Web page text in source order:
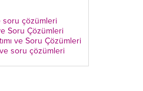
soru çözümleri
Soru Çözümleri
ve Soru Çözümleri
ve soru çözümleri